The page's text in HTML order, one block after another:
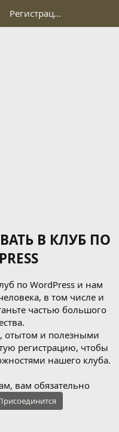
Регистрация
В КЛУБ ПО
по WordPress и нам
в том числе и
частью большого
отытом и полезными
регистрацию, чтобы
нашего клуба.
вам обязательно